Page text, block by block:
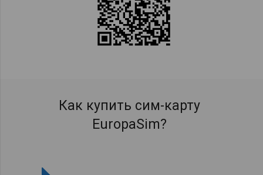
Как купить сим-карту
EuropaSim?